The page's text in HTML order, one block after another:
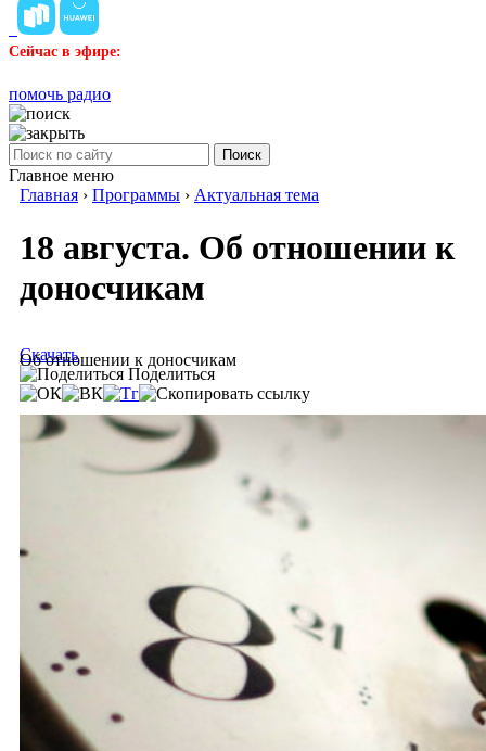
Сейчас в эфире:
помочь радио
Поиск
Главное меню
Главная › Программы › Актуальная тема
18 августа. Об отношении к
доносчикам
Об отношении к доносчикам
Скачать
Поделиться